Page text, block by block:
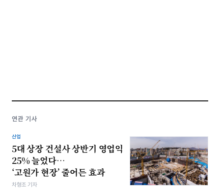
연관 기사
산업
5대 상장 건설사 상반기 영업익
25% 늘었다…
‘고원가 현장’ 줄어든 효과
차형조 기자